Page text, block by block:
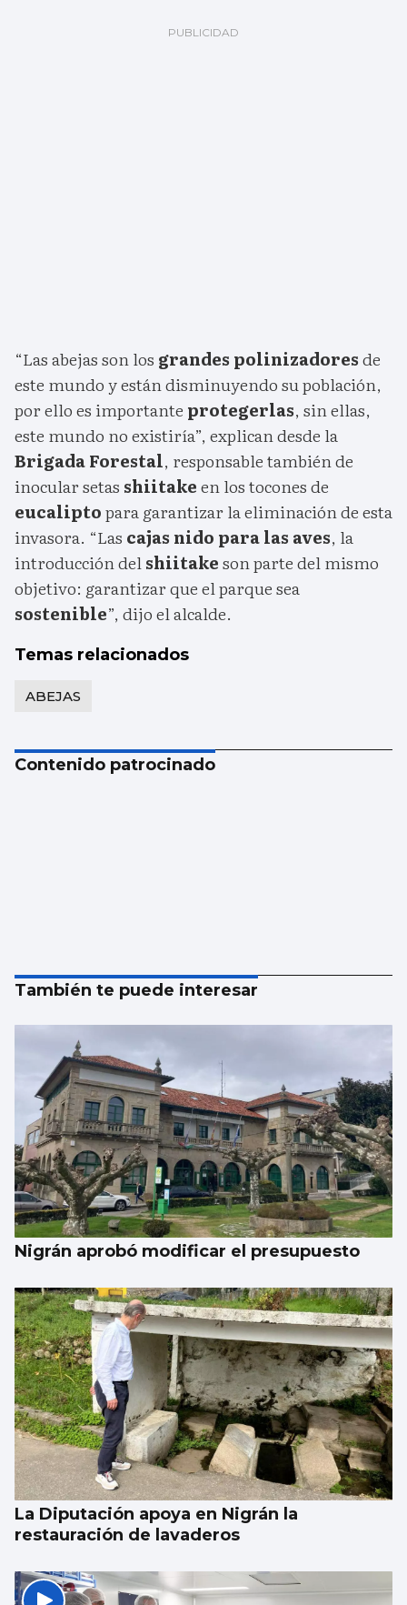
“Las abejas son los grandes polinizadoresde
este mundo y están disminuyendo su población,
por ello es importante protegerlas, sin ellas,
este mundo no existiría”, explican desde la
Brigada Forestal, responsable también de
inocular setas shiitakeen los tocones de
eucaliptopara garantizar la eliminación de esta
invasora. “Las cajas nido para las aves, la
introducción delshiitakeson parte del mismo
objetivo: garantizar que el parque sea
sostenible”, dijo el alcalde.
Temas relacionados
ABEJAS
Contenido patrocinado
También te puede interesar
Nigrán aprobó modificar el presupuesto
La Diputación apoya en Nigrán la
restauración de lavaderos